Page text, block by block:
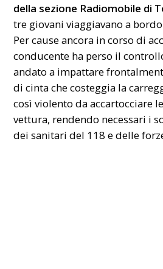
della sezione Radiomobile di
tre giovani viaggiavano a
Per cause ancora in corso di
conducente ha perso il
andato a impattare
di cinta che costeggia la
così violento da accartocciare
vettura, rendendo necessari i
dei sanitari del 118 e delle